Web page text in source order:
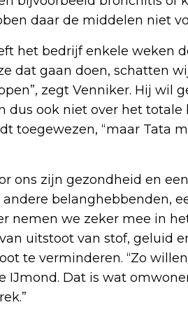
daar de middelen niet
het bedrijf enkele weken
dat gaan doen, schatten
zegt Venniker. Hij wil
dus ook niet over het
toegewezen, “maar Tata
ons zijn gezondheid en
belanghebbenden,
nemen we zeker mee in
uitstoot van stof, geluid
te verminderen. “Zo
Dat is wat